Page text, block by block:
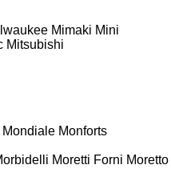
Mimaki Mini
Mitsubishi
Mondiale Monforts
Moretti Forni Moretto